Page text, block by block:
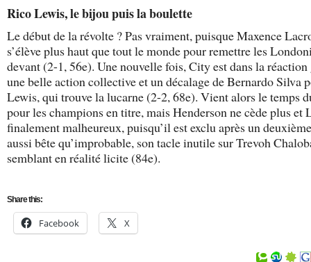
Rico Lewis, le bijou puis la boulette
Le début de la révolte ? Pas vraiment, puisque Maxence
s’élève plus haut que tout le monde pour remettre les
devant (2-1, 56e). Une nouvelle fois, City est dans la réaction
une belle action collective et un décalage de Bernardo Silva
Lewis, qui trouve la lucarne (2-2, 68e). Vient alors le temps
pour les champions en titre, mais Henderson ne cède plus et
finalement malheureux, puisqu’il est exclu après un
aussi bête qu’improbable, son tacle inutile sur Trevoh
semblant en réalité licite (84e).
Share this:
Facebook X